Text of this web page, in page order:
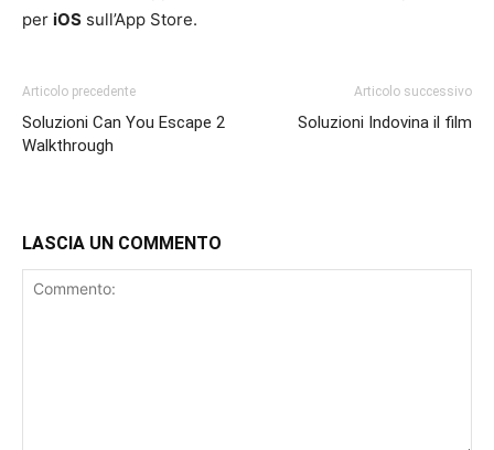
per iOS sull’App Store.
Articolo precedente
Soluzioni Can You Escape 2
Walkthrough
Articolo successivo
Soluzioni Indovina il film
LASCIA UN COMMENTO